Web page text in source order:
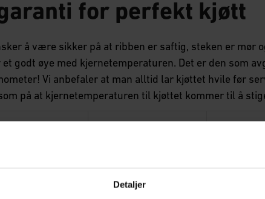
Detaljer
for perfekt kjøtt
å være sikker på at ribben er saftig, steken er mør
et godt øye med kjernetemperaturen. Det er den som
Vi anbefaler at man alltid lar kjøttet hvile før
på at kjernetemperaturen til kjøttet kommer til å